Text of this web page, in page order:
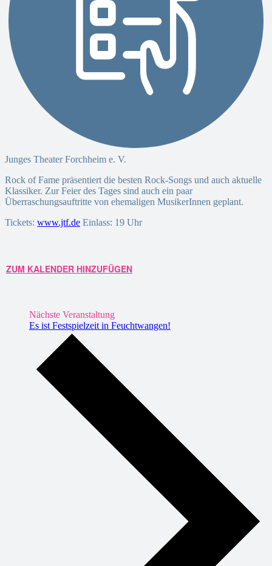
Junges Theater Forchheim e. V.
Rock of Fame präsentiert die besten Rock-Songs und auch aktuelle
Klassiker. Zur Feier des Tages sind auch ein paar
Überraschungsauftritte von ehemaligen MusikerInnen geplant.
Tickets: www.jtf.de Einlass: 19 Uhr
ZUM KALENDER HINZUFÜGEN
Nächste Veranstaltung
Es ist Festspielzeit in Feuchtwangen!